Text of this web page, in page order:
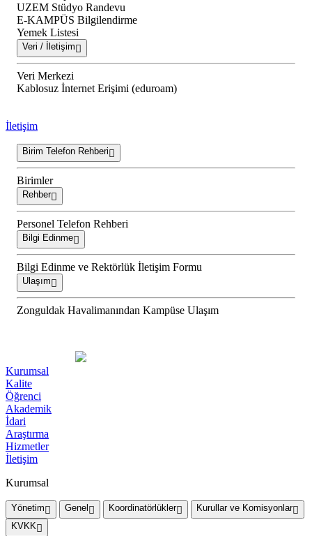
UZEM Stüdyo Randevu
E-KAMPÜS Bilgilendirme
Yemek Listesi
Veri / İletişim
Veri Merkezi
Kablosuz İnternet Erişimi (eduroam)
İletişim
Birim Telefon Rehberi
Birimler
Rehber
Personel Telefon Rehberi
Bilgi Edinme
Bilgi Edinme ve Rektörlük İletişim Formu
Ulaşım
Zonguldak Havalimanından Kampüse Ulaşım
Kurumsal
Kalite
Öğrenci
Akademik
İdari
Araştırma
Hizmetler
İletişim
Kurumsal
Yönetim Genel Koordinatörlükler
Kurullar ve Komisyonlar
KVKK